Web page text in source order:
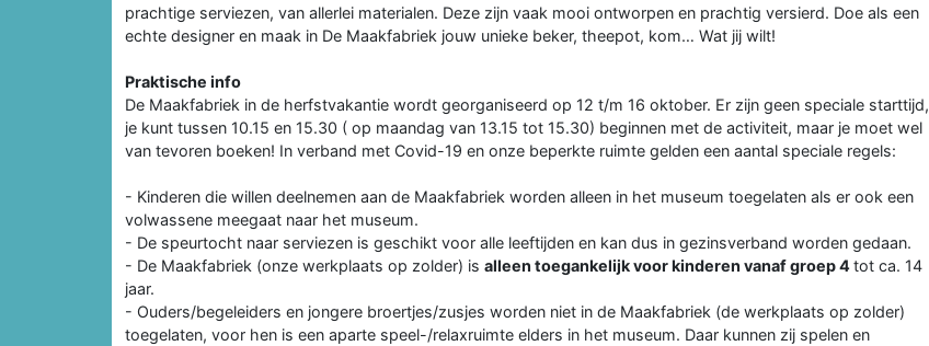
prachtige serviezen, van allerlei materialen. Deze zijn vaak mooi ontworpen en prachtig versierd. Doe als een
echte designer en maak in De Maakfabriek jouw unieke beker, theepot, kom… Wat jij wilt!
Praktische info
De Maakfabriek in de herfstvakantie wordt georganiseerd op 12 t/m 16 oktober. Er zijn geen speciale starttijd,
je kunt tussen 10.15 en 15.30 ( op maandag van 13.15 tot 15.30) beginnen met de activiteit, maar je moet wel
van tevoren boeken! In verband met Covid-19 en onze beperkte ruimte gelden een aantal speciale regels:
- Kinderen die willen deelnemen aan de Maakfabriek worden alleen in het museum toegelaten als er ook een
volwassene meegaat naar het museum.
- De speurtocht naar serviezen is geschikt voor alle leeftijden en kan dus in gezinsverband worden gedaan.
- De Maakfabriek (onze werkplaats op zolder) is alleen toegankelijk voor kinderen vanaf groep 4tot ca. 14
jaar.
- Ouders/begeleiders en jongere broertjes/zusjes worden niet in de Maakfabriek (de werkplaats op zolder)
toegelaten, voor hen is een aparte speel-/relaxruimte elders in het museum. Daar kunnen zij spelen en